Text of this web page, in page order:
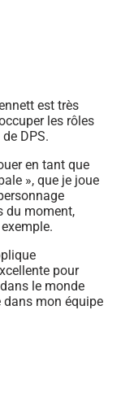
est très
les rôles
DPS.
en tant que
», que je joue
du moment,
pour
le monde
dans mon équipe